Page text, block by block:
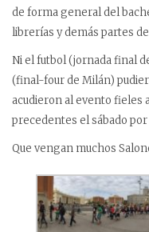
de forma general del
librerías y demás partes
Ni el futbol (jornada final
(final-four de Milán)
acudieron al evento fieles
precedentes el sábado
Que vengan muchos